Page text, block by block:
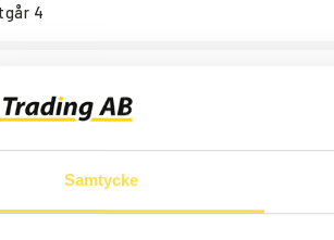
Samtycke
4
nr996112
Grenrör/topp.